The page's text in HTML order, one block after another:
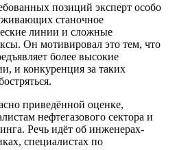
позиций эксперт особо
станочное
линии и сложные
Он мотивировал это тем, что
более высокие
и конкуренция за таких
приведённой оценке,
нефтегазового сектора и
Речь идёт об инженерах-
специалистах по